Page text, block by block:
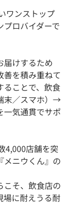
ワンストップ
ロバイダーで
届けするため
善を積み重ねて
ることで、飲食
末／スマホ）→
気通貫でサポ
4,000店舗を突
メニウくん』の
こそ、飲食店の
場に耐えうる耐